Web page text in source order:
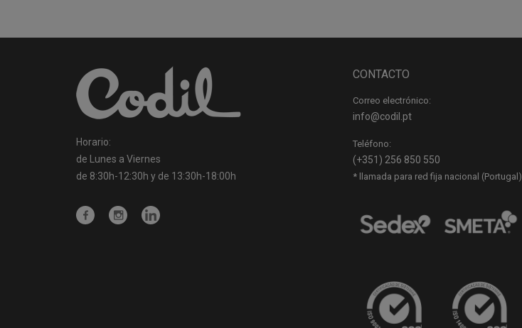
Horario:
de Lunes a Viernes
de 8:30h-12:30h y de 13:30h-18:00h
CONTACTO
Correo electrónico:
info@codil.pt
Teléfono:
(+351) 256 850 550
* llamada para red fija nacional (Portugal)